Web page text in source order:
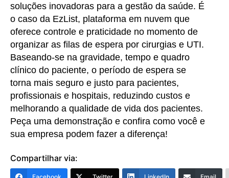
soluções inovadoras para a gestão da saúde. É
o caso da EzList, plataforma em nuvem que
oferece controle e praticidade no momento de
organizar as filas de espera por cirurgias e UTI.
Baseando-se na gravidade, tempo e quadro
clínico do paciente, o período de espera se
torna mais seguro e justo para pacientes,
profissionais e hospitais, reduzindo custos e
melhorando a qualidade de vida dos pacientes.
Peça uma demonstração e confira como você e
sua empresa podem fazer a diferença!
Compartilhar via: